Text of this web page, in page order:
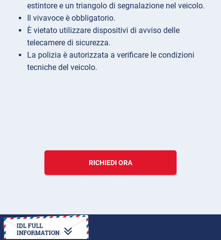
estintore e un triangolo di segnalazione nel veicolo.
Il vivavoce è obbligatorio.
È vietato utilizzare dispositivi di avviso delle
telecamere di sicurezza.
La polizia è autorizzata a verificare le condizioni
tecniche del veicolo.
RICHIEDI ORA
COME